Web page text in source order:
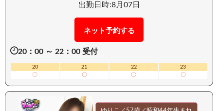
「旦那とはもう何年も…」 溜まりに溜まった欲求
を、一人でどうにか誤魔化す毎日。 だけど、もう
限界。男に触れられたい。むさぼられたい。 そし
て…あなたに求めてしまう。 激しく、濃密に、
荒々しく。 でも時に、優しく…そっと包まれるよ
うに。 理性を脱ぎ捨て、ふたりの本能をぶつけ合
う背徳の時間。 すべては、今ここで──。 ーーー
出勤日時:8月07日
ネット予約する
20：00 ～ 22：00 受付
20
〇
21
〇
22
〇
23
〇